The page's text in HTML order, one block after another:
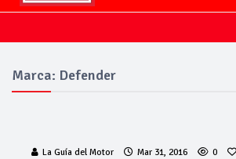
Marca: Defender
La Guía del Motor Mar 31, 2016 0